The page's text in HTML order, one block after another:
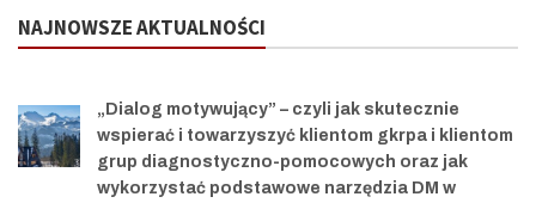
NAJNOWSZE AKTUALNOŚCI
„Dialog motywujący” – czyli jak skutecznie
wspierać i towarzyszyć klientom gkrpa i klientom
grup diagnostyczno-pomocowych oraz jak
wykorzystać podstawowe narzędzia DM w